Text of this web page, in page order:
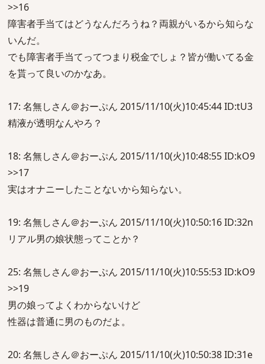
>>16
障害者手当てはどうなんだろうね？両親がいるから知らな
いんだ。
でも障害者手当てってつまり税金でしょ？皆が働いてる金
を貰って良いのかなあ。
17: 名無しさん＠おーぷん 2015/11/10(火)10:45:44 ID:tU3
精液が透明なんやろ？
18: 名無しさん＠おーぷん 2015/11/10(火)10:48:55 ID:kO9
>>17
実はオナニーしたことないから知らない。
19: 名無しさん＠おーぷん 2015/11/10(火)10:50:16 ID:32n
リアル男の娘状態ってことか？
25: 名無しさん＠おーぷん 2015/11/10(火)10:55:53 ID:kO9
>>19
男の娘ってよくわからないけど
性器は普通に男のものだよ。
20: 名無しさん＠おーぷん 2015/11/10(火)10:50:38 ID:31e